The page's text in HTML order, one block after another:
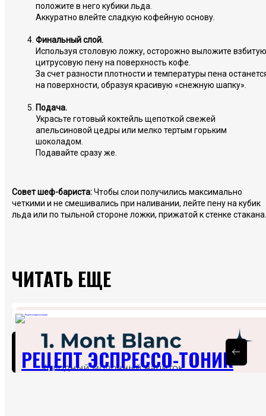
положите в него кубики льда.
Аккуратно влейте сладкую кофейную основу.
Финальный слой.
Используя столовую ложку, осторожно выложите взбитую
цитрусовую пену на поверхность кофе.
За счет разности плотности и температуры пена
на поверхности, образуя красивую «снежную шапку».
Подача.
Украсьте готовый коктейль щепоткой свежей
апельсиновой цедры или мелко тертым горьким
шоколадом.
Подавайте сразу же.
Совет шеф-бариста:Чтобы слои получились максимально
четкими и не смешивались при наливании, лейте пену на кубик
льда или по тыльной стороне ложки, прижатой к стенке стакана.
ЧИТАТЬ ЕЩЕ
РЕЦЕПТ ЭСПРЕССО-ТОНИК
ВСЕ СТАТЬИ